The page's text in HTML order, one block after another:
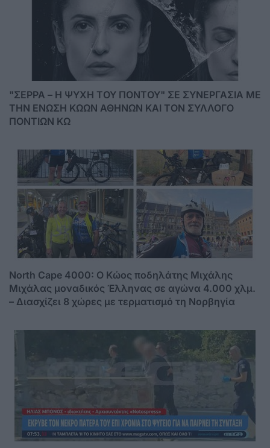
"ΣΕΡΡΑ – Η ΨΥΧΗ ΤΟΥ ΠΟΝΤΟΥ" ΣΕ ΣΥΝΕΡΓΑΣΙΑ ΜΕ
ΤΗΝ ΕΝΩΣΗ ΚΩΩΝ ΑΘΗΝΩΝ ΚΑΙ ΤΟΝ ΣΥΛΛΟΓΟ
ΠΟΝΤΙΩΝ ΚΩ
North Cape 4000: Ο Κώος ποδηλάτης Μιχάλης
Μιχάλας μοναδικός Έλληνας σε αγώνα 4.000 χλμ.
– Διασχίζει 8 χώρες με τερματισμό τη Νορβηγία